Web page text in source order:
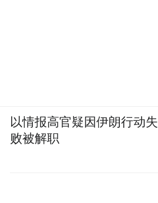
以情报高官疑因伊朗行动失
败被解职